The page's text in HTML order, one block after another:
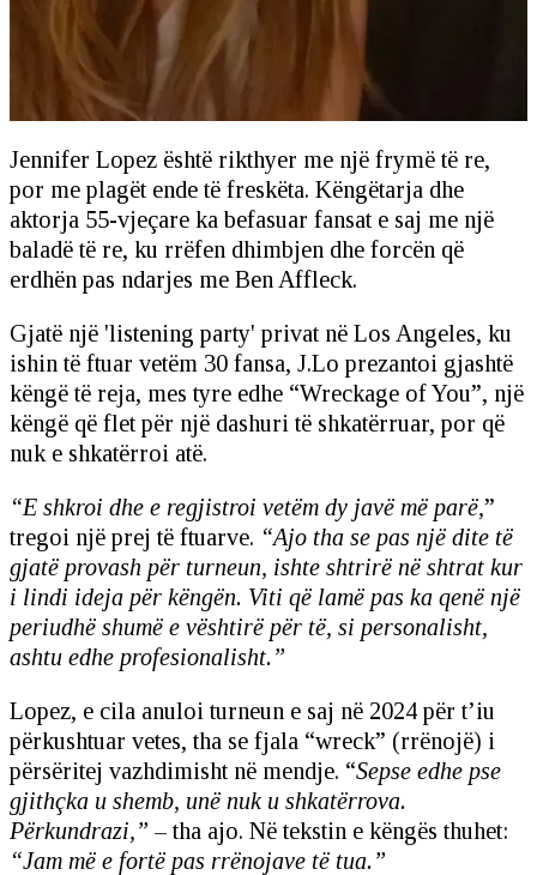
Jennifer Lopez është rikthyer me një frymë të re,
por me plagët ende të freskëta. Këngëtarja dhe
aktorja 55-vjeçare ka befasuar fansat e saj me një
baladë të re, ku rrëfen dhimbjen dhe forcën që
erdhën pas ndarjes me Ben Affleck.
Gjatë një 'listening party' privat në Los Angeles, ku
ishin të ftuar vetëm 30 fansa, J.Lo prezantoi gjashtë
këngë të reja, mes tyre edhe “Wreckage of You”, një
këngë që flet për një dashuri të shkatërruar, por që
nuk e shkatërroi atë.
“E shkroi dhe e regjistroi vetëm dy javë më parë,”
tregoi një prej të ftuarve. “Ajo tha se pas një dite të
gjatë provash për turneun, ishte shtrirë në shtrat kur
i lindi ideja për këngën. Viti që lamë pas ka qenë një
periudhë shumë e vështirë për të, si personalisht,
ashtu edhe profesionalisht.”
Lopez, e cila anuloi turneun e saj në 2024 për t’iu
përkushtuar vetes, tha se fjala “wreck” (rrënojë) i
përsëritej vazhdimisht në mendje. “Sepse edhe pse
gjithçka u shemb, unë nuk u shkatërrova.
Përkundrazi,” – tha ajo. Në tekstin e këngës thuhet:
“Jam më e fortë pas rrënojave të tua.”